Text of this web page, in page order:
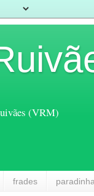
(VRM)
frades